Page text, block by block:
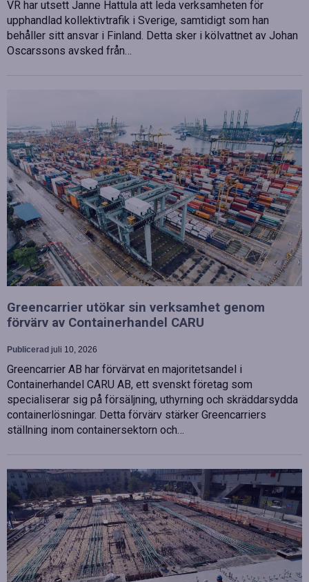
VR har utsett Janne Hattula att leda verksamheten för
upphandlad kollektivtrafik i Sverige, samtidigt som han
behåller sitt ansvar i Finland. Detta sker i kölvattnet av Johan
Oscarssons avsked från…
Greencarrier utökar sin verksamhet genom
förvärv av Containerhandel CARU
Publicerad juli 10, 2026
Greencarrier AB har förvärvat en majoritetsandel i
Containerhandel CARU AB, ett svenskt företag som
specialiserar sig på försäljning, uthyrning och skräddarsydda
containerlösningar. Detta förvärv stärker Greencarriers
ställning inom containersektorn och…